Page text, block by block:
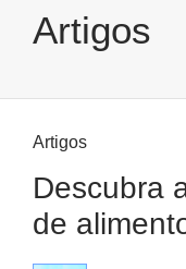
Artigos
Artigos
Descubra
de